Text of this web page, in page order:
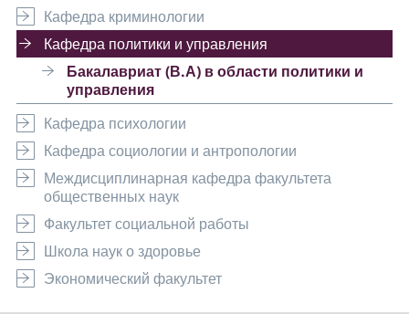
Кафедра криминологии
Кафедра политики и управления
Бакалавриат (В.А) в области политики и
управления
Кафедра психологии
Кафедра социологии и антропологии
Междисциплинарная кафедра факультета
общественных наук
Факультет социальной работы
Школа наук о здоровье
Экономический факультет